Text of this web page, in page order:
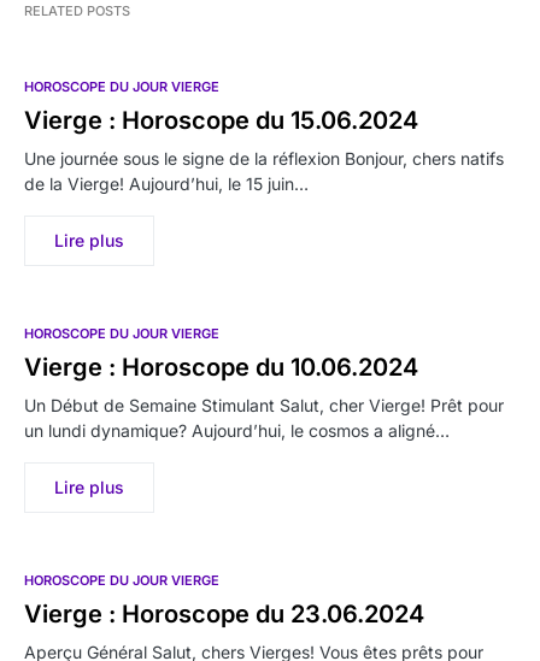
RELATED POSTS
HOROSCOPE DU JOUR VIERGE
Vierge : Horoscope du 15.06.2024
Une journée sous le signe de la réflexion Bonjour, chers natifs
de la Vierge! Aujourd’hui, le 15 juin…
Lire plus
HOROSCOPE DU JOUR VIERGE
Vierge : Horoscope du 10.06.2024
Un Début de Semaine Stimulant Salut, cher Vierge! Prêt pour
un lundi dynamique? Aujourd’hui, le cosmos a aligné…
Lire plus
HOROSCOPE DU JOUR VIERGE
Vierge : Horoscope du 23.06.2024
Aperçu Général Salut, chers Vierges! Vous êtes prêts pour